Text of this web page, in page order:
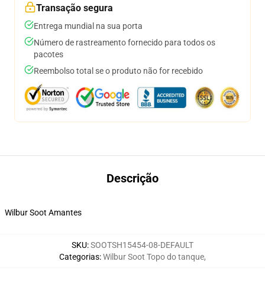
Transação segura
Entrega mundial na sua porta
Número de rastreamento fornecido para todos os
pacotes
Reembolso total se o produto não for recebido
Descrição
Wilbur Soot Amantes
SKU:SOOTSH15454-08-DEFAULT
Categorias:Wilbur Soot Topo do tanque,